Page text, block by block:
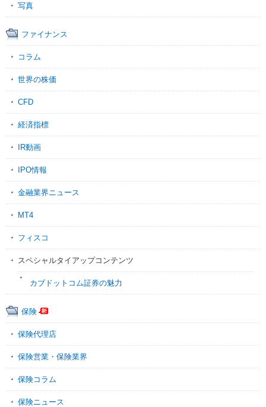
写真
ファイナンス
コラム
世界の株価
CFD
経済指標
IR動画
IPO情報
金融業界ニュース
MT4
フィスコ
スペシャルタイアップコンテンツ
カブドットコム証券の魅力
保険
保険代理店
保険営業・保険業界
保険コラム
保険ニュース